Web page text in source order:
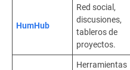
HumHub
Red social,
discusiones,
tableros de
proyectos.
Herramientas